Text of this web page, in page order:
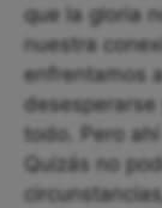
que la gloria
nuestra
enfrentamos
todo. Pero
Quizás no